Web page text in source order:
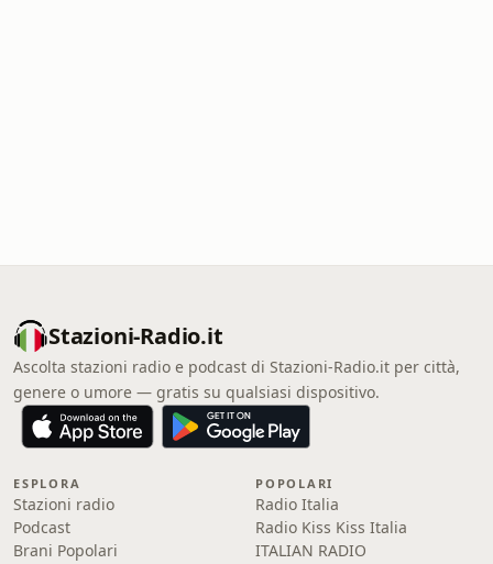
Stazioni-Radio.it
Ascolta stazioni radio e podcast di Stazioni-Radio.it per città,
genere o umore — gratis su qualsiasi dispositivo.
ESPLORA
Stazioni radio
Podcast
Brani Popolari
POPOLARI
Radio Italia
Radio Kiss Kiss Italia
ITALIAN RADIO